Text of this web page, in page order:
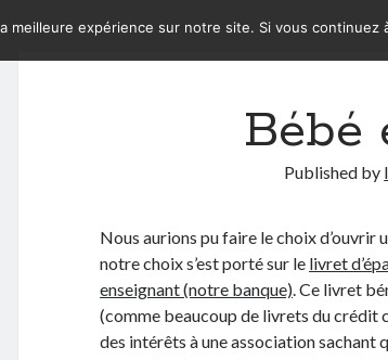
Bébé
Published by
Nous aurions pu faire le choix d’ouvrir
notre choix s’est porté sur le livret
enseignant (notre banque). Ce livret
(comme beaucoup de livrets du crédit
des intérêts à une association sachant
meilleure expérience sur notre site. Si vous